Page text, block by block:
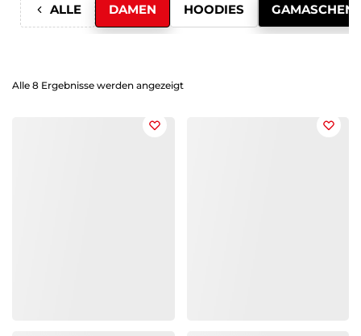
ALLE DAMEN HOODIES GAMASCHEN
Alle 8 Ergebnisse werden angezeigt